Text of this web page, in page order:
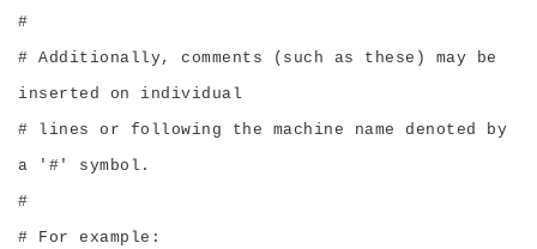
#
# Additionally, comments (such as these) may be
inserted on individual
# lines or following the machine name denoted by
a '#' symbol.
#
# For example: